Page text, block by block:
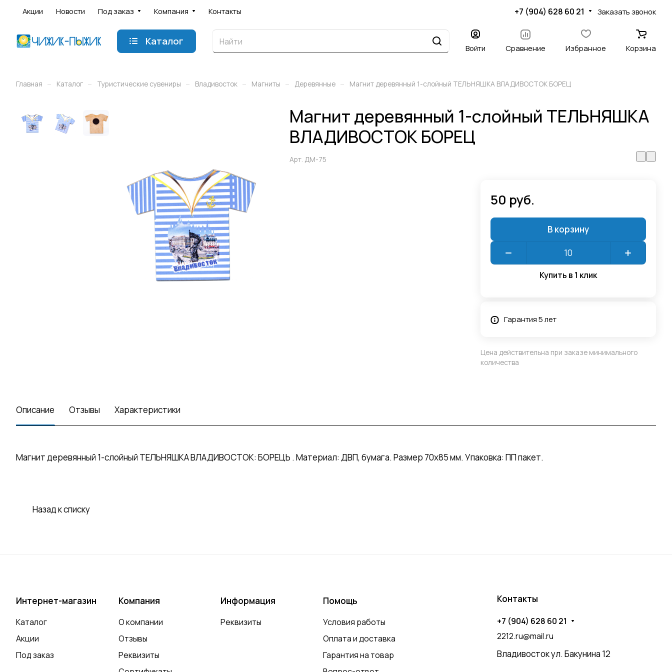
Акции Новости Под заказ Компания Контакты +7 (904) 628 60 21 Заказать звонок
Каталог
Войти Сравнение Избранное Корзина
Главная – Каталог – Туристические сувениры – Владивосток – Магниты – Деревянные – Магнит деревянный 1-слойный ТЕЛЬНЯШКА ВЛАДИВОСТОК БОРЕЦ
Магнит деревянный 1-слойный ТЕЛЬНЯШКА
ВЛАДИВОСТОК БОРЕЦ
Арт. ДМ-75
50 руб.
В корзину
Купить в 1 клик
Гарантия 5 лет
Цена действительна при заказе минимального
количества
Описание Отзывы Характеристики
Магнит деревянный 1-слойный ТЕЛЬНЯШКА ВЛАДИВОСТОК: БОРЕЦЬ . Материал: ДВП, бумага. Размер 70х85 мм. Упаковка: ПП пакет.
Назад к списку
Интернет-магазин
Каталог
Акции
Под заказ
Компания
О компании
Отзывы
Реквизиты
Информация
Реквизиты
Помощь
Условия работы
Оплата и доставка
Гарантия на товар
Контакты
+7 (904) 628 60 21
2212.ru@mail.ru
Владивосток ул. Бакунина 12